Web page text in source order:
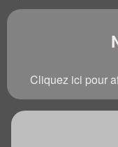
Cliquez ici pour